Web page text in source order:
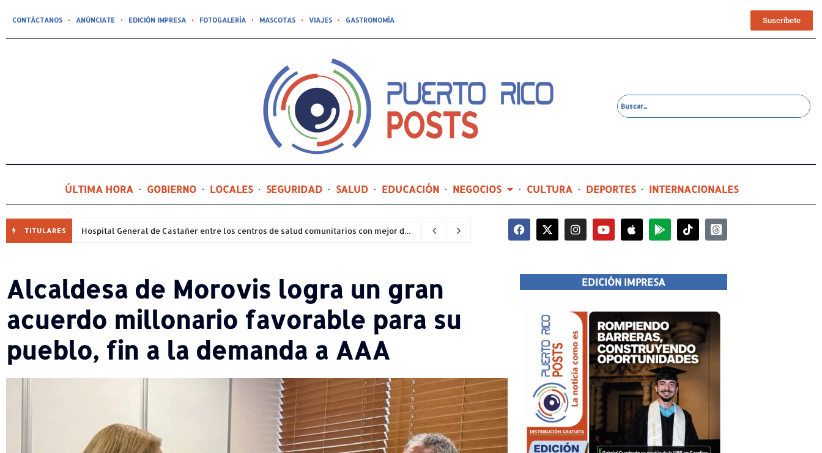
CONTÁCTANOS ANÚNCIATE EDICIÓN IMPRESA FOTOGALERÍA MASCOTAS VIAJES GASTRONOMÍA Suscríbete
ÚLTIMA HORA GOBIERNO LOCALES SEGURIDAD SALUD EDUCACIÓN NEGOCIOS CULTURA DEPORTES INTERNACIONALES
TITULARES Hospital General de Castañer entre los centros de salud comunitarios con mejor desempeño clínico de Estados Unidos 22 horas ago
Alcaldesa de Morovis logra un gran
acuerdo millonario favorable para su
pueblo, fin a la demanda a AAA
EDICIÓN IMPRESA